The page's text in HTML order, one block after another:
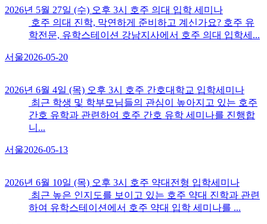
2026년 5월 27일 (수) 오후 3시 호주 의대 입학 세미나
호주 의대 진학, 막연하게 준비하고 계신가요? 호주 유
학전문, 유학스테이션 강남지사에서 호주 의대 입학세...
서울2026-05-20
2026년 6월 4일 (목) 오후 3시 호주 간호대학교 입학세미나
최근 학생 및 학부모님들의 관심이 높아지고 있는 호주
간호 유학과 관련하여 호주 간호 유학 세미나를 진행합
니...
서울2026-05-13
2026년 6월 10일 (목) 오후 3시 호주 약대전형 입학세미나
최근 높은 인지도를 보이고 있는 호주 약대 진학과 관련
하여 유학스테이션에서 호주 약대 입학 세미나를 ...